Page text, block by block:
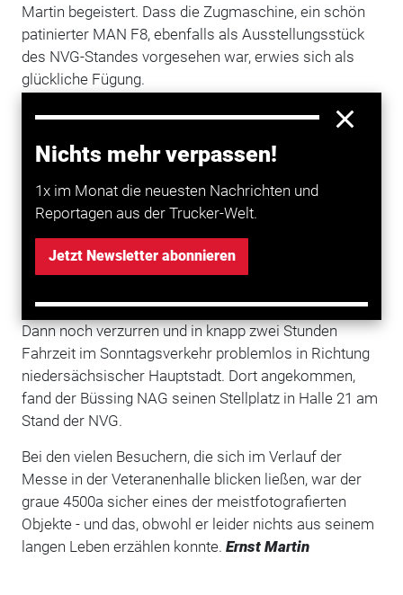
Nichts mehr verpassen!
1x im Monat die neuesten Nachrichten und
Reportagen aus der Trucker-Welt.
Jetzt Newsletter abonnieren
Martin begeistert. Dass die Zugmaschine, ein schön
patinierter MAN F8, ebenfalls als Ausstellungsstück
des NVG-Standes vorgesehen war, erwies sich als
glückliche Fügung.
Vor demTransportstanden noch verschiedene
Wäsche und das Wienern der herrlich glänzenden
Chromteile.
Bei traumhaftem Spätsommerwetter wurde das gute
Stück verladen. "Das war gar nicht so einfach",
erinnerst sich Martin. "Wenn man die Rampen hoch
Dank konnte ich meinem Einweiser blind vertrauen."
Dann noch verzurren und in knapp zwei Stunden
Fahrzeit im Sonntagsverkehr problemlos in Richtung
niedersächsischer Hauptstadt. Dort angekommen,
fand der Büssing NAG seinen Stellplatz in Halle 21 am
Stand der NVG.
Bei den vielen Besuchern, die sich im Verlauf der
Messe in der Veteranenhalle blicken ließen, war der
graue 4500a sicher eines der meistfotografierten
Objekte - und das, obwohl er leider nichts aus seinem
langen Leben erzählen konnte. Ernst Martin